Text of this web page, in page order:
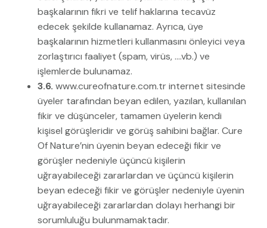
başkalarının fikri ve telif haklarına tecavüz
edecek şekilde kullanamaz. Ayrıca, üye
başkalarının hizmetleri kullanmasını önleyici veya
zorlaştırıcı faaliyet (spam, virüs, ….vb.) ve
işlemlerde bulunamaz.
3.6. www.cureofnature.com.tr internet sitesinde
üyeler tarafından beyan edilen, yazılan, kullanılan
fikir ve düşünceler, tamamen üyelerin kendi
kişisel görüşleridir ve görüş sahibini bağlar. Cure
Of Nature’nin üyenin beyan edeceği fikir ve
görüşler nedeniyle üçüncü kişilerin
uğrayabileceği zararlardan ve üçüncü kişilerin
beyan edeceği fikir ve görüşler nedeniyle üyenin
uğrayabileceği zararlardan dolayı herhangi bir
sorumluluğu bulunmamaktadır.